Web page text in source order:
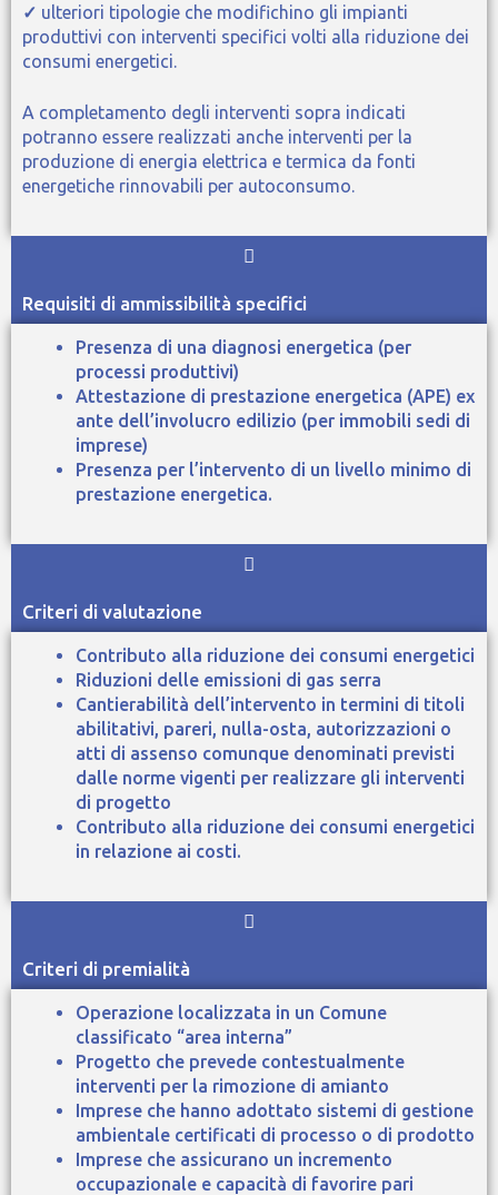
✓ ulteriori tipologie che modifichino gli impianti
produttivi con interventi specifici volti alla riduzione dei
consumi energetici.
A completamento degli interventi sopra indicati
potranno essere realizzati anche interventi per la
produzione di energia elettrica e termica da fonti
energetiche rinnovabili per autoconsumo.
Requisiti di ammissibilità specifici
Presenza di una diagnosi energetica (per
processi produttivi)
Attestazione di prestazione energetica (APE) ex
ante dell’involucro edilizio (per immobili sedi di
imprese)
Presenza per l’intervento di un livello minimo di
prestazione energetica.
Criteri di valutazione
Contributo alla riduzione dei consumi energetici
Riduzioni delle emissioni di gas serra
Cantierabilità dell’intervento in termini di titoli
abilitativi, pareri, nulla-osta, autorizzazioni o
atti di assenso comunque denominati previsti
dalle norme vigenti per realizzare gli interventi
di progetto
Contributo alla riduzione dei consumi energetici
in relazione ai costi.
Criteri di premialità
Operazione localizzata in un Comune
classificato “area interna”
Progetto che prevede contestualmente
interventi per la rimozione di amianto
Imprese che hanno adottato sistemi di gestione
ambientale certificati di processo o di prodotto
Imprese che assicurano un incremento
occupazionale e capacità di favorire pari